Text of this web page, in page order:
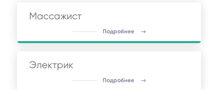
Массажист
Подробнее
Электрик
Подробнее